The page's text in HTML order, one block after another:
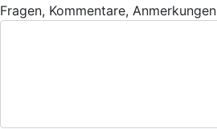
Fragen, Kommentare, Anmerkungen